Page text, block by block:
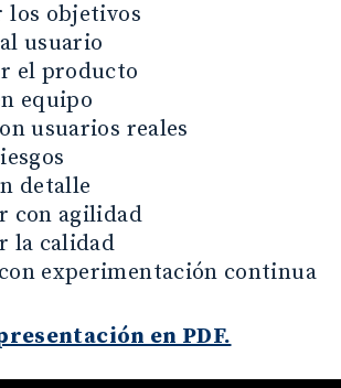
los objetivos
usuario
el producto
equipo
usuarios reales
detalle
con agilidad
la calidad
experimentación continua
en PDF.